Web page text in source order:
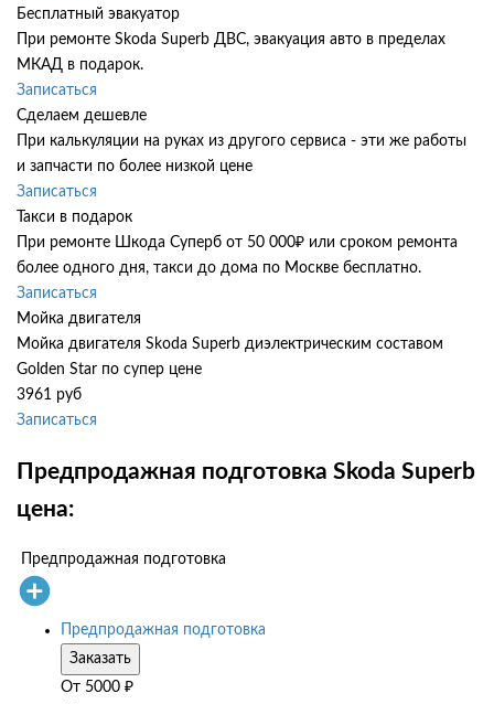
Бесплатный эвакуатор
При ремонте Skoda Superb ДВС, эвакуация авто в пределах
МКАД в подарок.
Записаться
Сделаем дешевле
При калькуляции на руках из другого сервиса - эти же работы
и запчасти по более низкой цене
Записаться
Такси в подарок
При ремонте Шкода Суперб от 50 000₽ или сроком ремонта
более одного дня, такси до дома по Москве бесплатно.
Записаться
Мойка двигателя
Мойка двигателя Skoda Superb диэлектрическим составом
Golden Star по супер цене
3961 руб
Записаться
Предпродажная подготовка Skoda Superb
цена:
Предпродажная подготовка
Предпродажная подготовка
Заказать
От 5000 ₽